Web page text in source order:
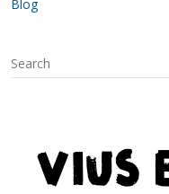
Blog
S
e